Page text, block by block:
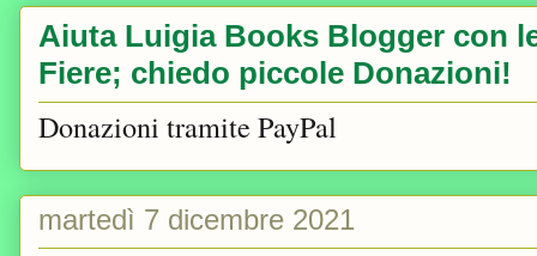
Aiuta Luigia Books Blogger con
Fiere; chiedo piccole Donazioni!
Donazioni tramite PayPal
martedì 7 dicembre 2021